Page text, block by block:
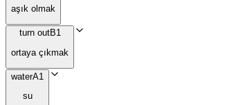
aşık olmak
turn outB1
ortaya çıkmak
waterA1
su